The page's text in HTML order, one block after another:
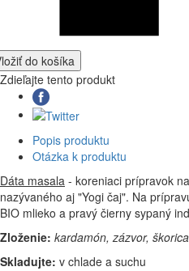
do košíka
Zdieľajte tento produkt
Popis produktu
Otázka k produktu
Dáta masala - koreniaci prípravok
nazývaného aj "Yogi čaj". Na
BIO mlieko a pravý čierny sypaný
Zloženie: kardamón, zázvor,
Skladujte: v chlade a suchu